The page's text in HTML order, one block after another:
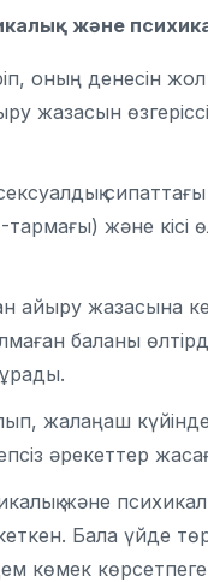
және
оның денесін
жазасын
тармағы) және
айыру жазасына
баланы
жалаңаш
әрекеттер
және
кеткен. Бала үйде
көмек